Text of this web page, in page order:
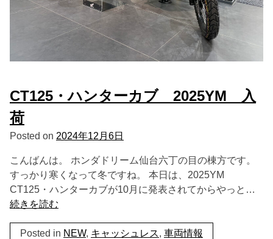
CT125・ハンターカブ 2025YM 入
荷
Posted on 2024年12月6日
こんばんは。 ホンダドリーム仙台六丁の目の棟方です。
すっかり寒くなって冬ですね。 本日は、2025YM
CT125・ハンターカブが10月に発表されてからやっと…
続きを読む
Posted in NEW, キャッシュレス, 車両情報